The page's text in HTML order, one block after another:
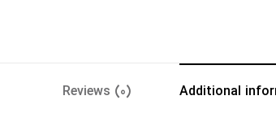
Additional
Reviews (0)